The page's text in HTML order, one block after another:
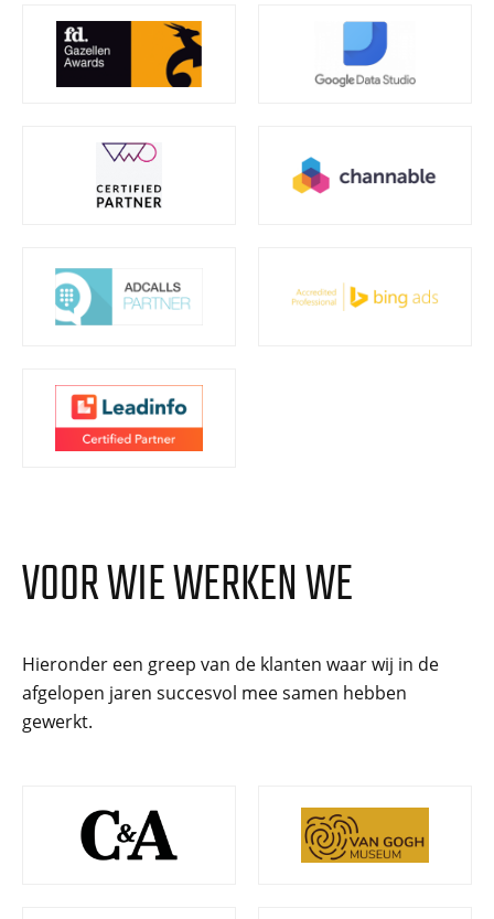
VOOR WIE WERKEN WE
Hieronder een greep van de klanten waar wij in de
afgelopen jaren succesvol mee samen hebben
gewerkt.